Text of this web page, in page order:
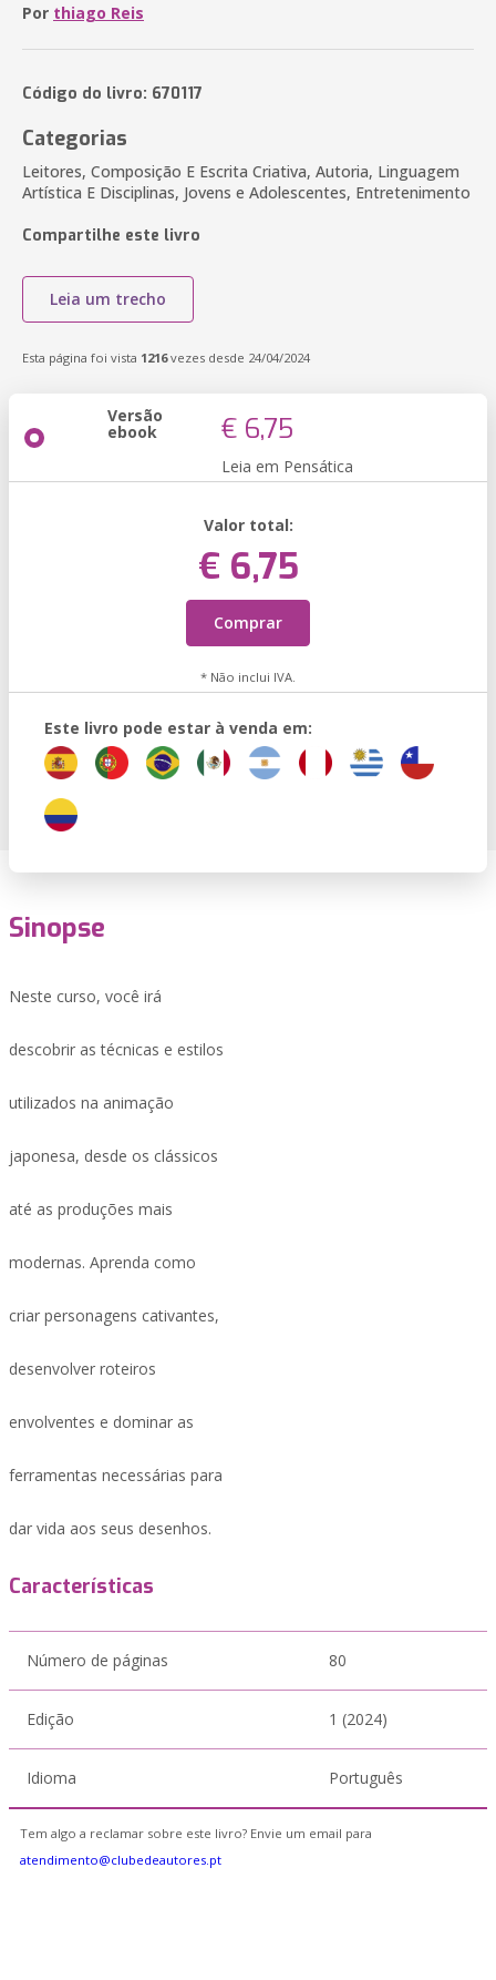
Por thiago Reis
Código do livro: 670117
Categorias
Leitores, Composição E Escrita Criativa, Autoria, Linguagem
Artística E Disciplinas, Jovens e Adolescentes, Entretenimento
Compartilhe este livro
Leia um trecho
Esta página foi vista 1216vezes desde 24/04/2024
Versão
ebook € 6,75
Leia em Pensática
Valor total:
€ 6,75
Comprar
* Não inclui IVA.
Este livro pode estar à venda em:
Sinopse
Neste curso, você irá
descobrir as técnicas e estilos
utilizados na animação
japonesa, desde os clássicos
até as produções mais
modernas. Aprenda como
criar personagens cativantes,
desenvolver roteiros
envolventes e dominar as
ferramentas necessárias para
dar vida aos seus desenhos.
Características
Número de páginas 80
Edição 1 (2024)
Idioma Português
Tem algo a reclamar sobre este livro? Envie um email para
atendimento@clubedeautores.pt